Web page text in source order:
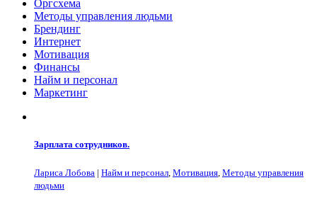
Оргсхема
Методы управления людьми
Брендинг
Интернет
Мотивация
Финансы
Найм и персонал
Маркетинг
Зарплата сотрудников.
Лариса Лобова | Найм и персонал, Мотивация, Методы управления
людьми